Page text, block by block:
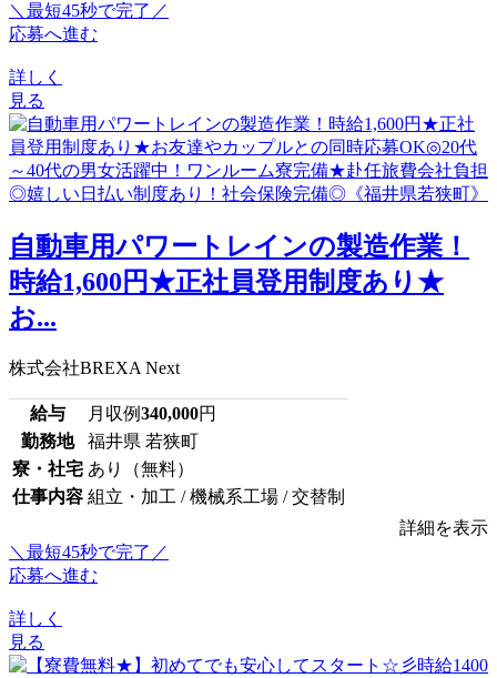
＼最短45秒で完了／
応募へ進む
詳しく
見る
⾃動⾞⽤パワートレインの製造作業！
時給1,600円★正社員登用制度あり★
お...
株式会社BREXA Next
給与 月収例340,000円
勤務地
福井県 若狭町
寮・社宅 あり（無料）
仕事内容 組立・加工 / 機械系工場 / 交替制
詳細を表示
＼最短45秒で完了／
応募へ進む
詳しく
見る